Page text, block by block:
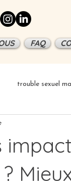
FAQ
trouble sexuel